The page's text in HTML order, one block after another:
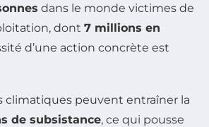
dans le monde victimes de
dont 7 millions en
d’une action concrète est
climatiques peuvent entraîner la
de subsistance, ce qui pousse